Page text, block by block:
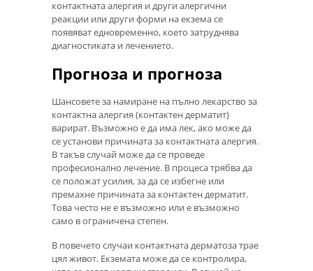
контактната алергия и други алергични
реакции или други форми на екзема се
появяват едновременно, което затруднява
диагностиката и лечението.
Прогноза и прогноза
Шансовете за намиране на пълно лекарство за
контактна алергия (контактен дерматит)
варират. Възможно е да има лек, ако може да
се установи причината за контактната алергия.
В такъв случай може да се проведе
професионално лечение. В процеса трябва да
се положат усилия, за да се избегне или
премахне причината за контактен дерматит.
Това често не е възможно или е възможно
само в ограничена степен.
В повечето случаи контактната дерматоза трае
цял живот. Екземата може да се контролира,